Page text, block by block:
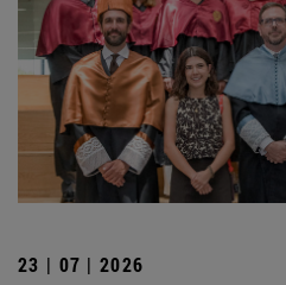
23 | 07 | 2026